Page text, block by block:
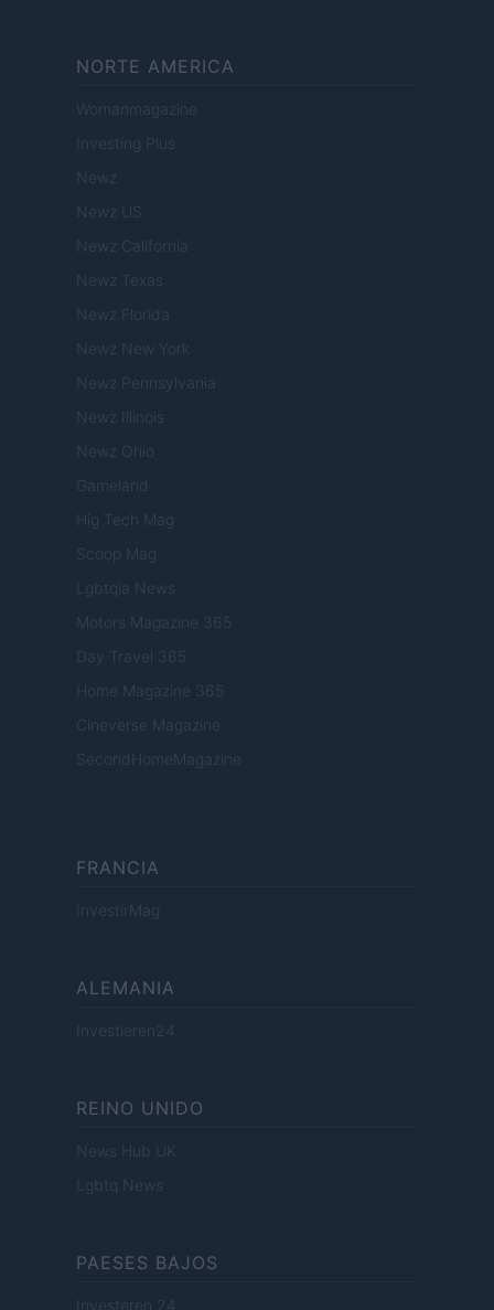
NORTE AMERICA
Womanmagazine
Investing Plus
Newz
Newz US
Newz California
Newz Texas
Newz Florida
Newz New York
Newz Pennsylvania
Newz Illinois
Newz Ohio
Gameland
Hig Tech Mag
Scoop Mag
Lgbtqia News
Motors Magazine 365
Day Travel 365
Home Magazine 365
Cineverse Magazine
SecondHomeMagazine
FRANCIA
InvestirMag
ALEMANIA
Investieren24
REINO UNIDO
News Hub UK
Lgbtq News
PAESES BAJOS
Investeren 24